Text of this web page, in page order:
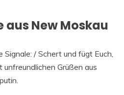
aus New Moskau
/ Schert und fügt Euch,
Grüßen aus